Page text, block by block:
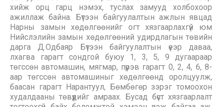
хийж орц гарц нэмэх, туслах замууд холбохоор
ажиллаж байна. Бүтээн байгуулалтын ажлын явцад
Нарны замын хөдөлгөөнийг огт хязгаарлахгүй юм
Нийслэлийн замын хөдөлгөөний удирдлагын төвийн
дарга Д.Одбаяр Бүтээн байгуулалтын үеэр даваа,
лхагва гарагт сондгой буюу 1, 3, 5, 9 дугаараар
төгссөн автомашин, мягмар, пүрэв гарагт 0, 2, 4, 6, 8-
аар төгссөн автомашиныг хөдөлгөөнд оролцуулж,
баасан гарагт Нарантуул, Бөмбөгөр зэрэг томоохон
худалдааны төвүүдийг амраах. Бусад бүст хязгаарлалт